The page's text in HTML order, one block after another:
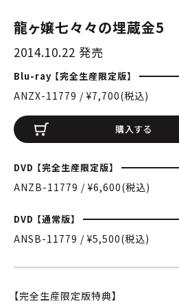
龍ヶ嬢七々々の埋蔵金5
2014.10.22 発売
Blu-ray 【完全生産限定版】
ANZX-11779 / ¥7,700(税込)
購入する
DVD 【完全生産限定版】
ANZB-11779 / ¥6,600(税込)
DVD 【通常版】
ANSB-11779 / ¥5,500(税込)
【完全生産限定版特典】